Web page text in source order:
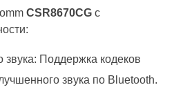
CSR8670CG с
звука: Поддержка кодеков
звука по Bluetooth.